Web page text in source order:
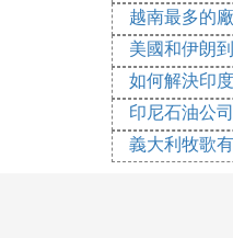
然而，勝利
美夢，面對
1979年解放
南又回想起
在這片東南
的影響，無
盡管越南方
越南最多的
美國和伊朗
如何解決印
印尼石油公
義大利牧歌